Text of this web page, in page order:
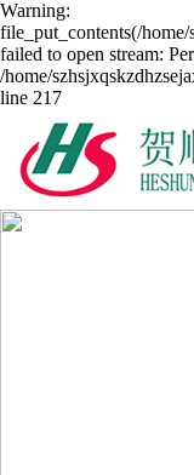
Warning:
file_put_contents(/
failed to open stream:
/home/
line 217